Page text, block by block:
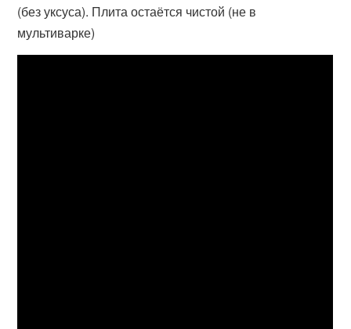
(без уксуса). Плита остаётся чистой (не в
мультиварке)